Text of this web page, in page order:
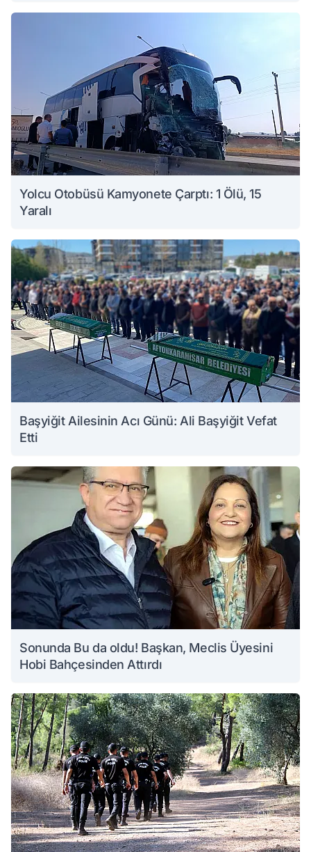
Yolcu Otobüsü Kamyonete Çarptı: 1 Ölü, 15
Yaralı
Başyiğit Ailesinin Acı Günü: Ali Başyiğit Vefat
Etti
Sonunda Bu da oldu! Başkan, Meclis Üyesini
Hobi Bahçesinden Attırdı